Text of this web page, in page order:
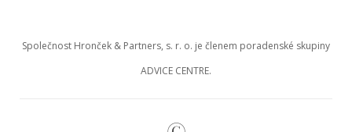
Společnost Hronček & Partners, s. r. o. je členem poradenské skupiny
ADVICE CENTRE.